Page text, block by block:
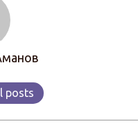
posts